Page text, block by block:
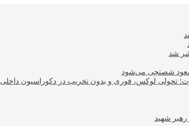
مسعود شصتچی می‌شود
تحولی لوکس، فوری و بدون تخریب در دکوراسیون داخلی
رهبر شهید